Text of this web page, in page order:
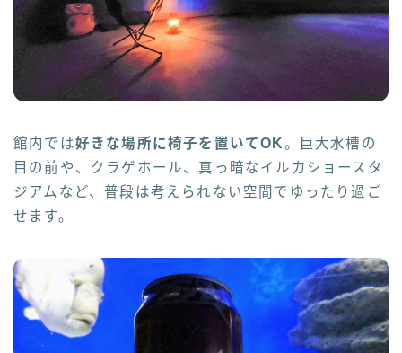
館内では好きな場所に椅子を置いてOK。巨大水槽の
目の前や、クラゲホール、真っ暗なイルカショースタ
ジアムなど、普段は考えられない空間でゆったり過ご
せます。